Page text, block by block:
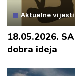
Aktuelne vijesti
18.05.2026.
dobra ideja